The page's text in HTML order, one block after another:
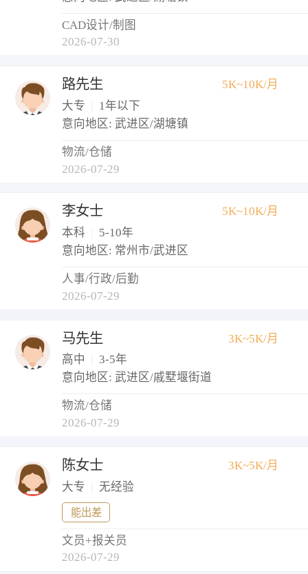
CAD设计/制图
2026-07-30
路先生
5K~10K/月
大专
1年以下
意向地区: 武进区/湖塘镇
物流/仓储
2026-07-29
李女士
5K~10K/月
本科
5-10年
意向地区: 常州市/武进区
人事/行政/后勤
2026-07-29
马先生
3K~5K/月
高中
3-5年
意向地区: 武进区/戚墅堰街道
物流/仓储
2026-07-29
陈女士
3K~5K/月
大专
无经验
能出差
文员+报关员
2026-07-29